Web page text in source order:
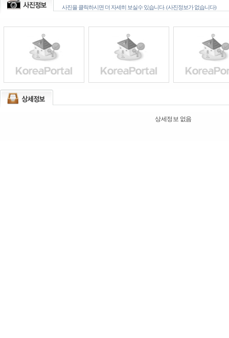
사진을 클릭하시면 더 자세히 보실수 있습니다. (사진정보가 없습니다)
상세정보 없음